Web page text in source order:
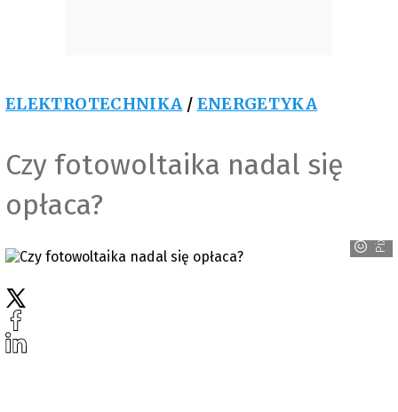
ELEKTROTECHNIKA / ENERGETYKA
Czy fotowoltaika nadal się
opłaca?
Pixabay